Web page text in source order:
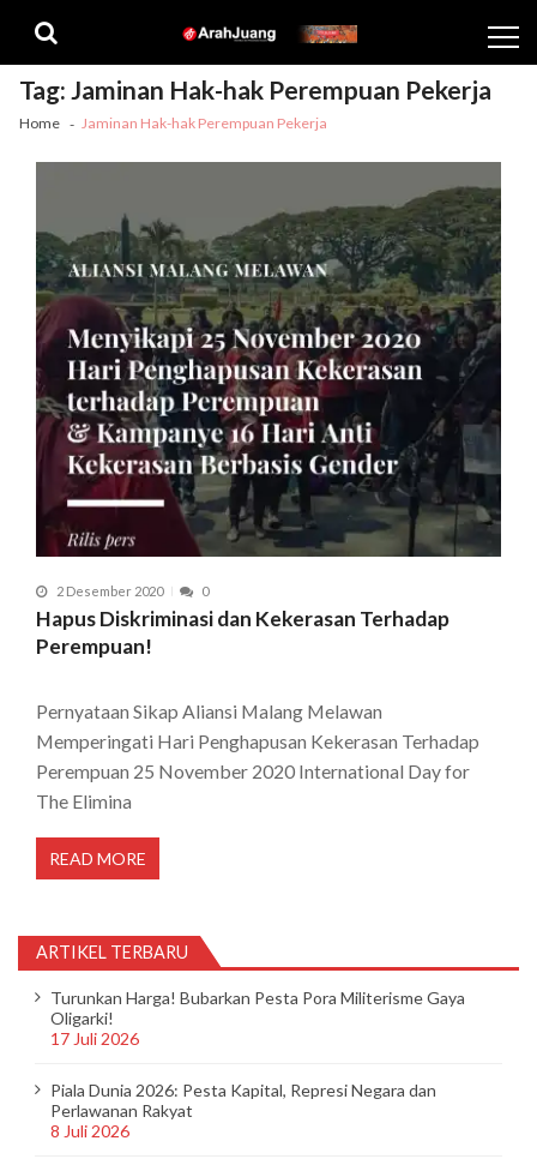
navigation
content
Tag:Jaminan Hak-hak Perempuan Pekerja
Home Jaminan Hak-hak Perempuan Pekerja
2 Desember 2020 0
Hapus Diskriminasi dan Kekerasan Terhadap
Perempuan!
Pernyataan Sikap Aliansi Malang Melawan
Memperingati Hari Penghapusan Kekerasan Terhadap
Perempuan 25 November 2020 International Day for
The Elimina
READ MORE
ARTIKEL TERBARU
Turunkan Harga! Bubarkan Pesta Pora Militerisme Gaya
Oligarki!
17 Juli 2026
Piala Dunia 2026: Pesta Kapital, Represi Negara dan
Perlawanan Rakyat
8 Juli 2026